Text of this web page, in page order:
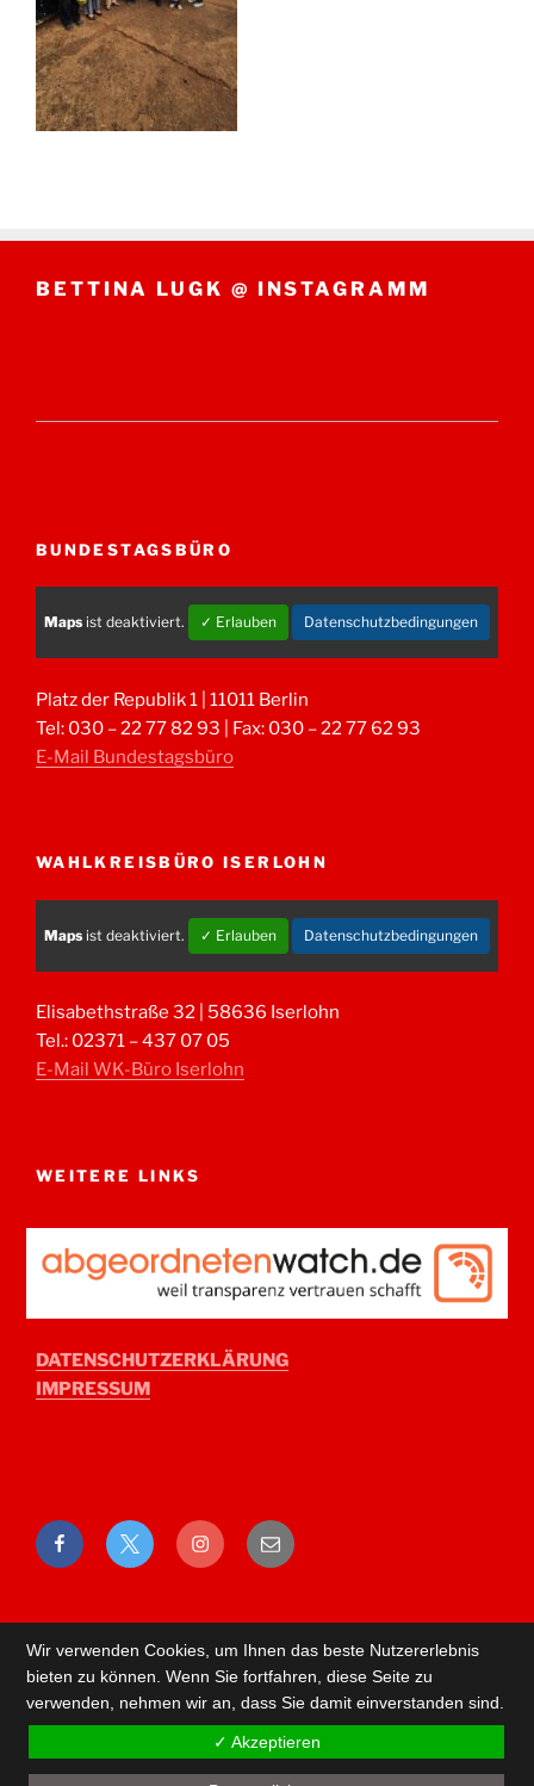
BETTINA LUGK @ INSTAGRAMM
BUNDESTAGSBÜRO
Maps ist deaktiviert. ✓ Erlauben Datenschutzbedingungen
Platz der Republik 1 | 11011 Berlin
Tel: 030 – 22 77 82 93 | Fax: 030 – 22 77 62 93
E-Mail Bundestagsbüro
WAHLKREISBÜRO ISERLOHN
Maps ist deaktiviert. ✓ Erlauben Datenschutzbedingungen
Elisabethstraße 32 | 58636 Iserlohn
Tel.: 02371 – 437 07 05
E-Mail WK-Büro Iserlohn
WEITERE LINKS
DATENSCHUTZERKLÄRUNG
IMPRESSUM
FacebookTwitter Instagram
E-
Mail
Wir verwenden Cookies, um Ihnen das beste Nutzererlebnis
bieten zu können. Wenn Sie fortfahren, diese Seite zu
verwenden, nehmen wir an, dass Sie damit einverstanden sind.
✓ Akzeptieren